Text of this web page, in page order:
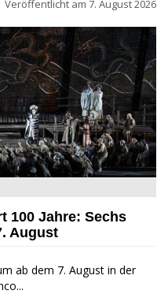
Veröffentlicht am 7. August 2026
- Ennevi für Fondazione
100 Jahre: Sechs
August
ab dem 7. August in der